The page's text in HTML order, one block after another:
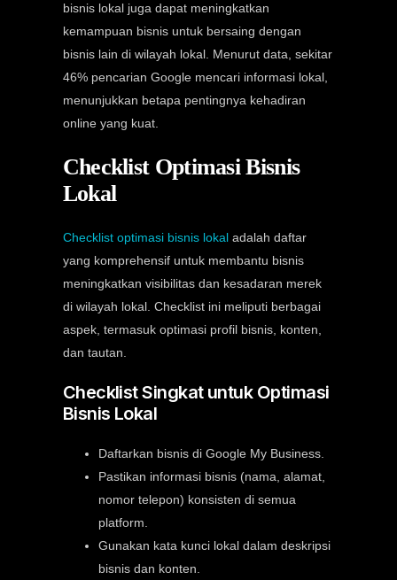
bisnis lokal juga dapat meningkatkan
kemampuan bisnis untuk bersaing dengan
bisnis lain di wilayah lokal. Menurut data, sekitar
46% pencarian Google mencari informasi lokal,
menunjukkan betapa pentingnya kehadiran
online yang kuat.
Checklist Optimasi Bisnis
Lokal
Checklist optimasi bisnis lokaladalah daftar
yang komprehensif untuk membantu bisnis
meningkatkan visibilitas dan kesadaran merek
di wilayah lokal. Checklist ini meliputi berbagai
aspek, termasuk optimasi profil bisnis, konten,
dan tautan.
Checklist Singkat untuk Optimasi
Bisnis Lokal
Daftarkan bisnis di Google My Business.
Pastikan informasi bisnis (nama, alamat,
nomor telepon) konsisten di semua
platform.
Gunakan kata kunci lokal dalam deskripsi
bisnis dan konten.